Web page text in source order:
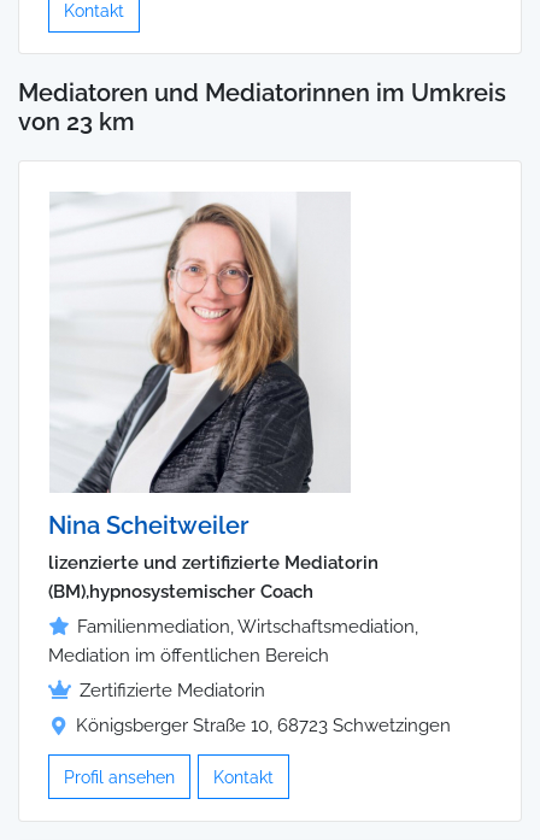
Kontakt
Mediatoren und Mediatorinnen im Umkreis
von 23 km
Nina Scheitweiler
lizenzierte und zertifizierte Mediatorin
(BM),hypnosystemischer Coach
Familienmediation, Wirtschaftsmediation,
Mediation im öffentlichen Bereich
Zertifizierte Mediatorin
Königsberger Straße 10, 68723 Schwetzingen
Profil ansehen Kontakt